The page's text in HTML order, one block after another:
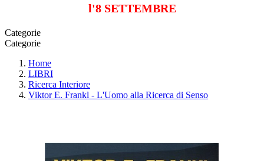
l'8 SETTEMBRE
Categorie
Categorie
Home
LIBRI
Ricerca Interiore
Viktor E. Frankl - L'Uomo alla Ricerca di Senso